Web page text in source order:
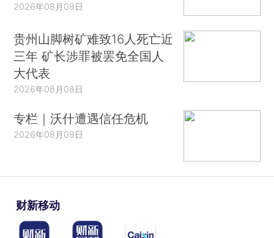
2026年08月08日
贵州山脚树矿难致16人死亡近
三年 矿长涉罪被罢免全国人
大代表
2026年08月08日
专栏｜沃什遭遇信任危机
2026年08月08日
财新移动